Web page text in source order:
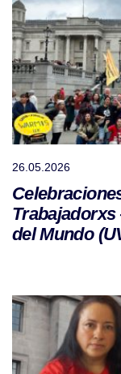
26.05.2026
del Mundo